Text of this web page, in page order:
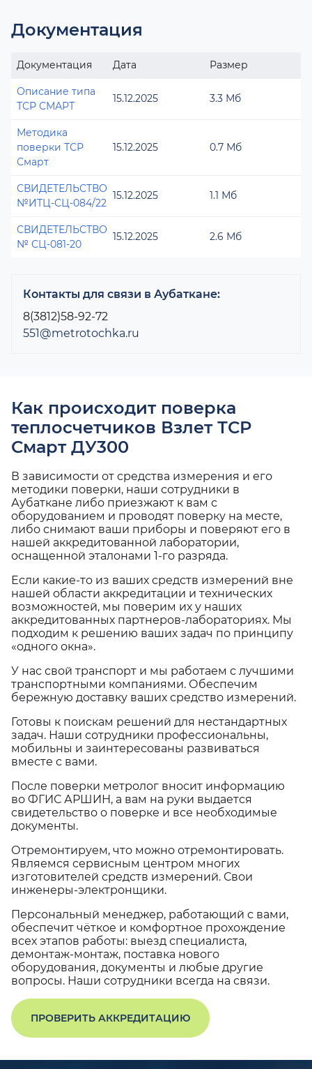
Документация
Документация Дата Размер
Описание типа
ТСР СМАРТ
15.12.2025 3.3 Мб
Методика
поверки ТСР
Смарт
15.12.2025 0.7 Мб
СВИДЕТЕЛЬСТВО
№ИТЦ-СЦ-084/22
15.12.2025 1.1 Мб
СВИДЕТЕЛЬСТВО
№ СЦ-081-20
15.12.2025 2.6 Мб
Контакты для связи в Аубаткане:
8(3812)58-92-72
551@metrotochka.ru
Как происходит поверка
теплосчетчиков Взлет ТСР
Смарт ДУ300
В зависимости от средства измерения и его
методики поверки, наши сотрудники в
Аубаткане либо приезжают к вам с
оборудованием и проводят поверку на месте,
либо снимают ваши приборы и поверяют его в
нашей аккредитованной лаборатории,
оснащенной эталонами 1-го разряда.
Если какие-то из ваших средств измерений вне
нашей области аккредитации и технических
возможностей, мы поверим их у наших
аккредитованных партнеров-лабораториях. Мы
подходим к решению ваших задач по принципу
«одного окна».
У нас свой транспорт и мы работаем с лучшими
транспортными компаниями. Обеспечим
бережную доставку ваших средство измерений.
Готовы к поискам решений для нестандартных
задач. Наши сотрудники профессиональны,
мобильны и заинтересованы развиваться
вместе с вами.
После поверки метролог вносит информацию
во ФГИС АРШИН, а вам на руки выдается
свидетельство о поверке и все необходимые
документы.
Отремонтируем, что можно отремонтировать.
Являемся сервисным центром многих
изготовителей средств измерений. Свои
инженеры-электронщики.
Персональный менеджер, работающий с вами,
обеспечит чёткое и комфортное прохождение
всех этапов работы: выезд специалиста,
демонтаж-монтаж, поставка нового
оборудования, документы и любые другие
вопросы. Наши сотрудники всегда на связи.
ПРОВЕРИТЬ АККРЕДИТАЦИЮ